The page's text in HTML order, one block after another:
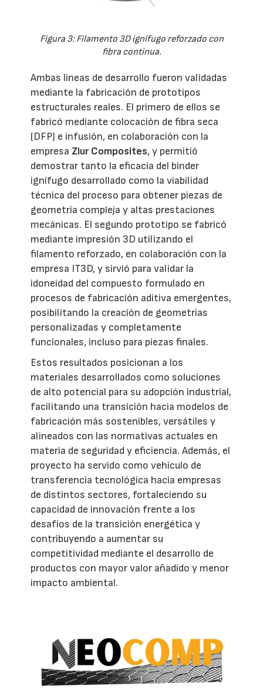
Figura 3: Filamento 3D ignífugo reforzado con
fibra continua.
Ambas líneas de desarrollo fueron validadas
mediante la fabricación de prototipos
estructurales reales. El primero de ellos se
fabricó mediante colocación de fibra seca
(DFP) e infusión, en colaboración con la
empresaZiur Composites, y permitió
demostrar tanto la eficacia del binder
ignífugo desarrollado como la viabilidad
técnica del proceso para obtener piezas de
geometría compleja y altas prestaciones
mecánicas. El segundo prototipo se fabricó
mediante impresión 3D utilizando el
filamento reforzado, en colaboración con la
empresa IT3D, y sirvió para validar la
idoneidad del compuesto formulado en
procesos de fabricación aditiva emergentes,
posibilitando la creación de geometrías
personalizadas y completamente
funcionales, incluso para piezas finales.
Estos resultados posicionan a los
materiales desarrollados como soluciones
de alto potencial para su adopción industrial,
facilitando una transición hacia modelos de
fabricación más sostenibles, versátiles y
alineados con las normativas actuales en
materia de seguridad y eficiencia. Además, el
proyecto ha servido como vehículo de
transferencia tecnológica hacia empresas
de distintos sectores, fortaleciendo su
capacidad de innovación frente a los
desafíos de la transición energética y
contribuyendo a aumentar su
competitividad mediante el desarrollo de
productos con mayor valor añadido y menor
impacto ambiental.